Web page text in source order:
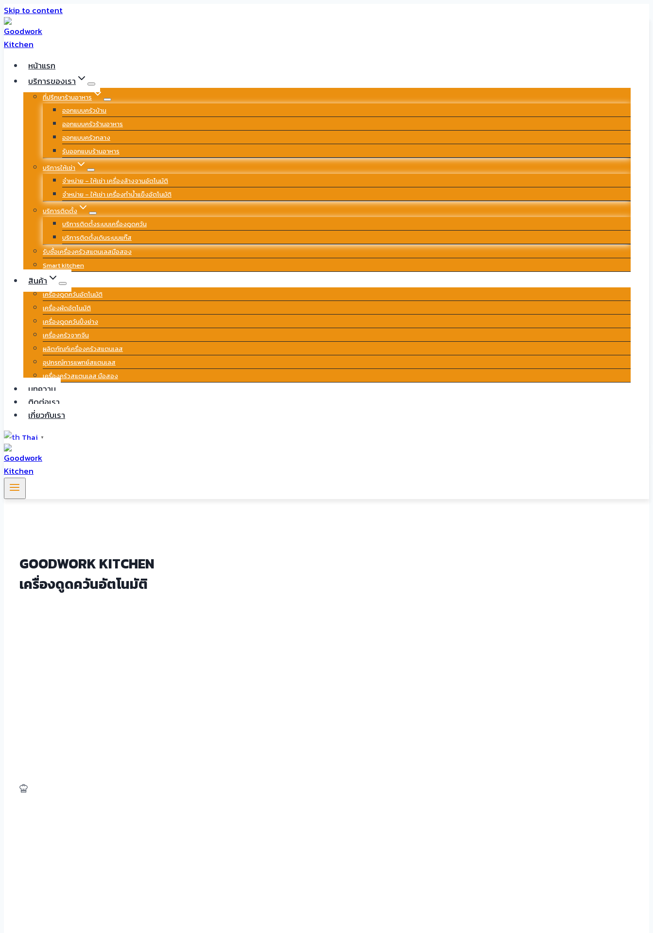
Skip to content
หน้าแรก
บริการของเรา
ที่ปรึกษาร้านอาหาร
ออกแบบครัวบ้าน
ออกแบบครัวร้านอาหาร
ออกแบบครัวกลาง
รับออกแบบร้านอาหาร
บริการให้เช่า
จำหน่าย – ให้เช่า เครื่องล้างจานอัตโนมัติ
จำหน่าย – ให้เช่า เครื่องทำน้ำแข็งอัตโนมัติ
บริการติดตั้ง
บริการติดตั้งระบบเครื่องดูดควัน
บริการติดตั้งเดินระบบแก๊ส
รับซื้อเครื่องครัวสแตนเลสมือสอง
Smart kitchen
สินค้า
เครื่องดูดควันอัตโนมัติ
เครื่องผัดอัตโนมัติ
เครื่องดูดควันปิ้งย่าง
เครื่องครัวจากจีน
ผลิตภัณฑ์เครื่องครัวสแตนเลส
อุปกรณ์การแพทย์สแตนเลส
เครื่องครัวสแตนเลส มือสอง
บทความ
ติดต่อเรา
เกี่ยวกับเรา
Thai ▼
GOODWORK KITCHEN
เครื่องดูดควันอัตโนมัติ